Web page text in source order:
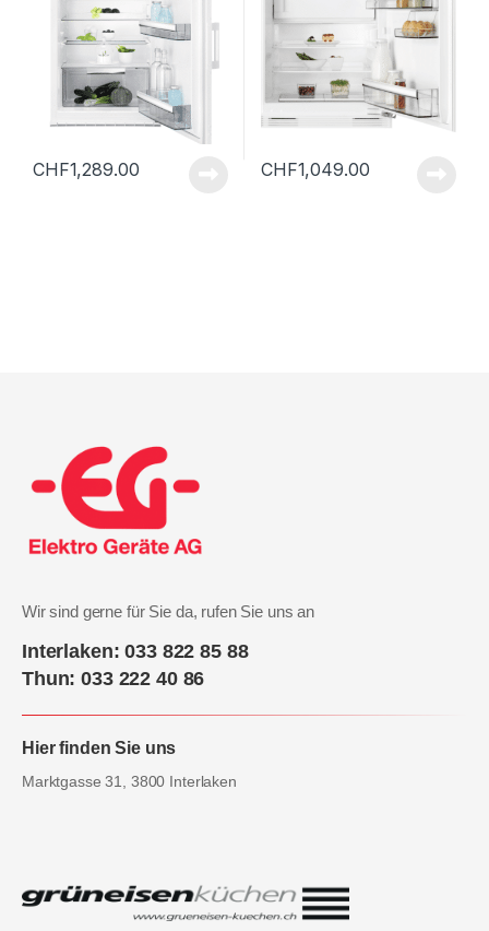
CHF1,289.00 CHF1,049.00
Wir sind gerne für Sie da, rufen Sie uns an
Interlaken: 033 822 85 88
Thun: 033 222 40 86
Hier finden Sie uns
Marktgasse 31, 3800 Interlaken